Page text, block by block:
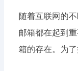
随着互联网的
邮箱都在起到
箱的存在。为